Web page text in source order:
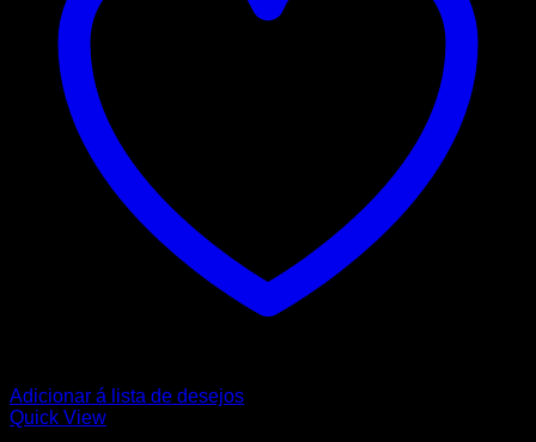
Adicionar á lista de desejos
Quick View